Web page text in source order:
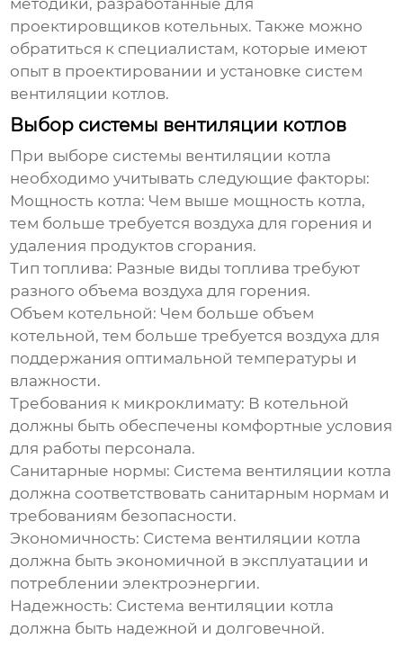
методики, разработанные для
проектировщиков котельных. Также можно
обратиться к специалистам, которые имеют
опыт в проектировании и установке систем
вентиляции котлов.
Выбор системы вентиляции котлов
При выборе системы вентиляции котла
необходимо учитывать следующие факторы:
Мощность котла: Чем выше мощность котла,
тем больше требуется воздуха для горения и
удаления продуктов сгорания.
Тип топлива: Разные виды топлива требуют
разного объема воздуха для горения.
Объем котельной: Чем больше объем
котельной, тем больше требуется воздуха для
поддержания оптимальной температуры и
влажности.
Требования к микроклимату: В котельной
должны быть обеспечены комфортные условия
для работы персонала.
Санитарные нормы: Система вентиляции котла
должна соответствовать санитарным нормам и
требованиям безопасности.
Экономичность: Система вентиляции котла
должна быть экономичной в эксплуатации и
потреблении электроэнергии.
Надежность: Система вентиляции котла
должна быть надежной и долговечной.